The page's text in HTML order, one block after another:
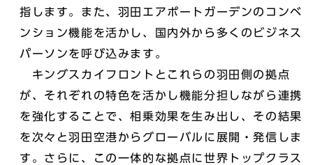
指します。また、羽田エアポートガーデンのコンベ
ンション機能を活かし、国内外から多くのビジネス
パーソンを呼び込みます。
キングスカイフロントとこれらの羽田側の拠点
が、それぞれの特色を活かし機能分担しながら連携
を強化することで、相乗効果を生み出し、その結果
を次々と羽田空港からグローバルに展開・発信しま
す。さらに、この一体的な拠点に世界トップクラス